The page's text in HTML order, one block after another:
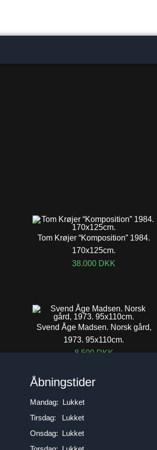
Tom Krøjer “Komposition” 1984.
170x125cm.
38.000 DKK
Svend Åge Madsen. Norsk gård,
1973. 95x110cm.
8.500DKK
Åbningstider
Mandag: Lukket
Tirsdag: Lukket
Onsdag: Lukket